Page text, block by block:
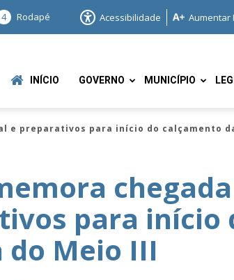
4 Rodapé Acessibilidade Aumentar
INÍCIO GOVERNO MUNICÍPIO
e preparativos para início do calçamento
para início
do Meio III